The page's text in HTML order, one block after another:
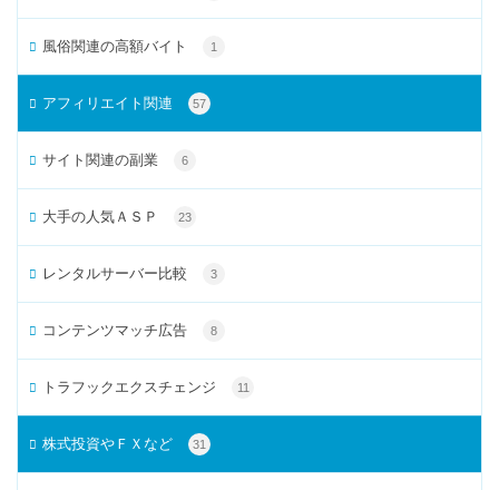
風俗関連の高額バイト 1
アフィリエイト関連 57
サイト関連の副業 6
大手の人気ＡＳＰ 23
レンタルサーバー比較 3
コンテンツマッチ広告 8
トラフックエクスチェンジ 11
株式投資やＦＸなど 31